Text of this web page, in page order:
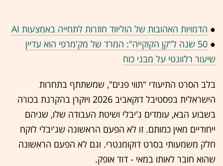
● הדמויות האהובות של הוליווד חוזרות לתחייה באמצעות AI
●
50 שנה ל"קן הקוקייה": המרד של מק'מרפי הוא עדיין
שיעור רלוונטי על מבני כוח
בלב הסרט התיעודי "תווי פנים", שמשתתף בתחרות
הישראלית בפסטיבל דוקאביב 2026 ויוקרן בהקרנת בכורה
בשבוע הבא, עומדים ג'יבלי ושיטת העבודה שלו, שניהם
ייחודיים מאין כמותם. זו לא הפעם הראשונה שג'יבלי לוקח
חלק משמעותי בסרט דוקומנטרי. וגם לא הפעם הראשונה
שהוא חובר לאותו במאי - דוד אופק.